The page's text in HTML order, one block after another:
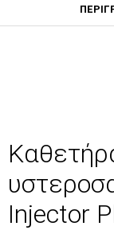
Injector